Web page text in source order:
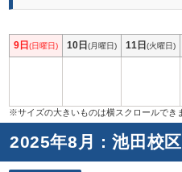
9日(日曜日) 10日(月曜日) 11日(火曜日)
2025年8月 : 池田校区